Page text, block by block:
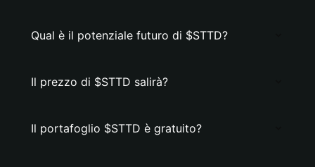
Qual è il potenziale futuro di $STTD?
Il prezzo di $STTD salirà?
Il portafoglio $STTD è gratuito?